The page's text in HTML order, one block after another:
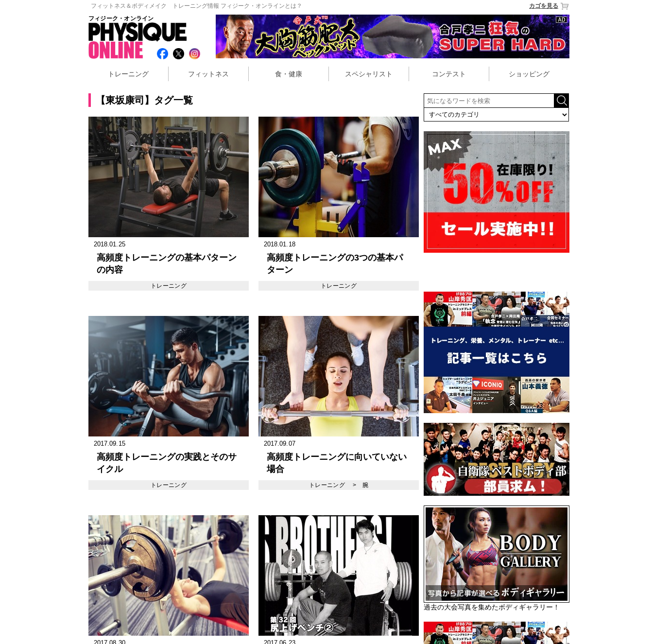
フィットネス＆ボディメイク トレーニング情報 フィジーク・オンラインとは？
カゴを見る
フィジーク・オンライン
トレーニング フィットネス 食・健康 スペシャリスト コンテスト ショッピング
過去の大会写真を集めたボディギャラリー！
【東坂康司】タグ一覧
2018.01.25
高頻度トレーニングの基本パターン
の内容
トレーニング
2018.01.18
高頻度トレーニングの3つの基本パ
ターン
トレーニング
2017.09.15
高頻度トレーニングの実践とそのサ
イクル
トレーニング
2017.09.07
高頻度トレーニングに向いていない
場合
トレーニング > 腕